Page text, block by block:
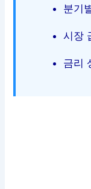
분기
시장
금리